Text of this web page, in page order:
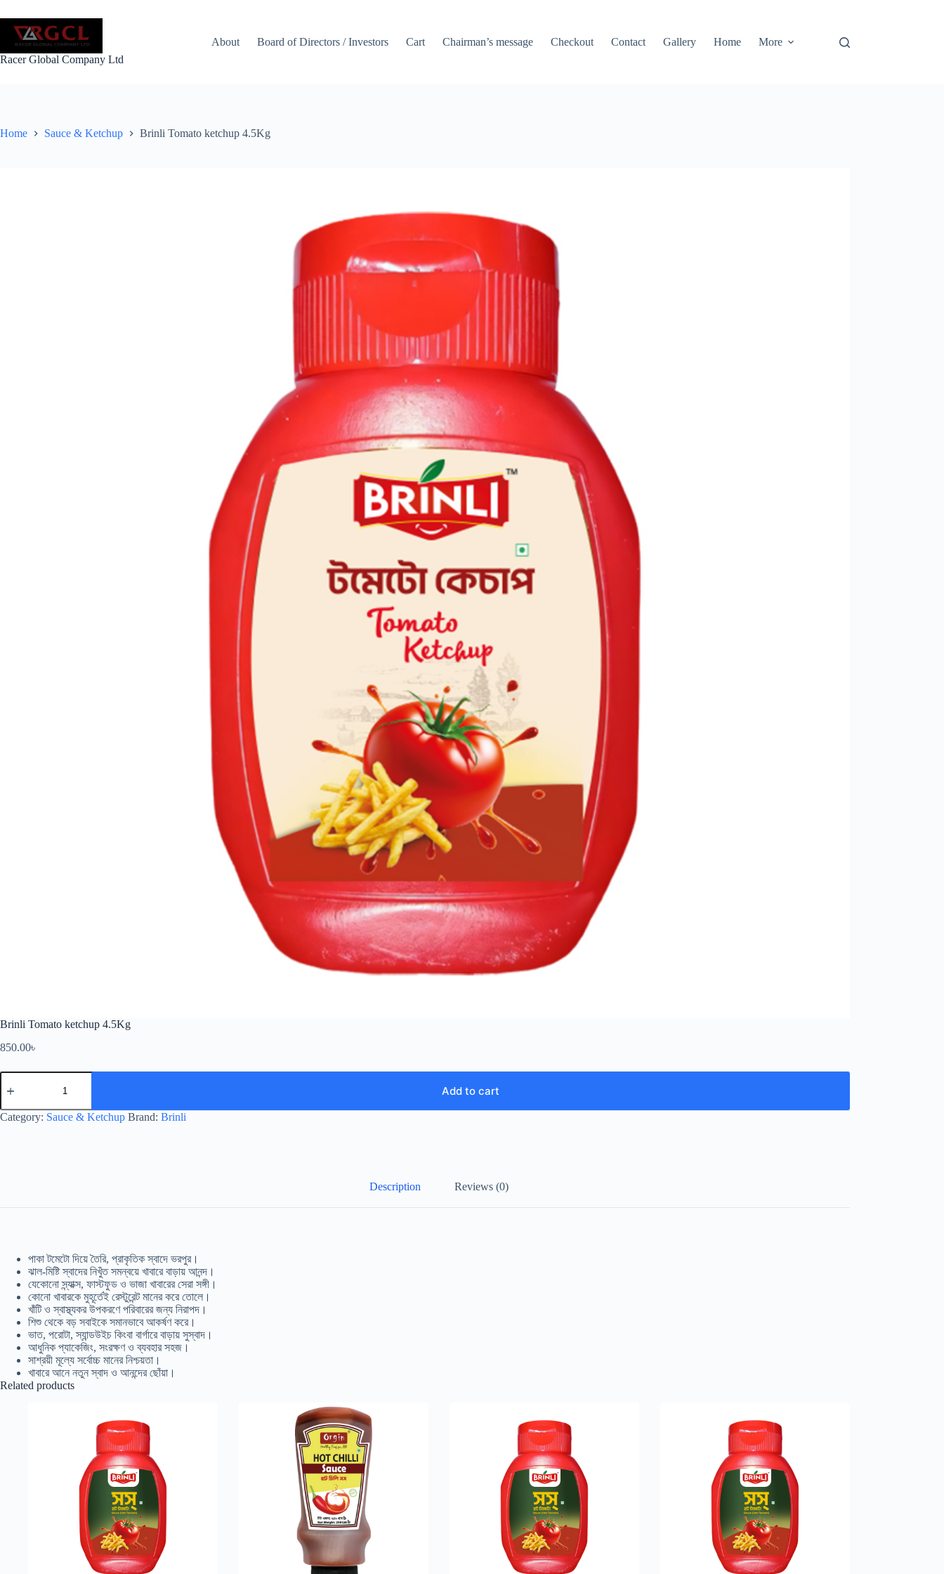
to
content
Racer Global Company Ltd
About Board of Directors / Investors Cart Chairman’s message Checkout Contact Gallery Home More
Home Sauce & Ketchup Brinli Tomato ketchup 4.5Kg
Brinli Tomato ketchup 4.5Kg
850.00৳
Brinli
Tomato
4.5Kg
quantity
Add to cart
Category: Sauce & Ketchup Brand: Brinli
Description Reviews (0)
পাকা টমেটো দিয়ে তৈরি, প্রাকৃতিক স্বাদে ভরপুর।
ঝাল-মিষ্টি স্বাদের নিখুঁত সমন্বয়ে খাবারে বাড়ায় আনন্দ।
যেকোনো স্ন্যাক্স, ফাস্টফুড ও ভাজা খাবারের সেরা সঙ্গী।
কোনো খাবারকে মুহূর্তেই রেস্টুরেন্ট মানের করে তোলে।
খাঁটি ও স্বাস্থ্যকর উপকরণে পরিবারের জন্য নিরাপদ।
শিশু থেকে বড় সবাইকে সমানভাবে আকর্ষণ করে।
ভাত, পরোটা, স্যান্ডউইচ কিংবা বার্গারে বাড়ায় সুস্বাদ।
আধুনিক প্যাকেজিং, সংরক্ষণ ও ব্যবহার সহজ।
সাশ্রয়ী মূল্যে সর্বোচ্চ মানের নিশ্চয়তা।
খাবারে আনে নতুন স্বাদ ও আনন্দের ছোঁয়া।
Related products